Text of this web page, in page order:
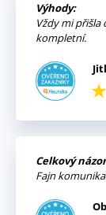
Výhody:
Vždy mi přišla
kompletní.
Celkový
Fajn